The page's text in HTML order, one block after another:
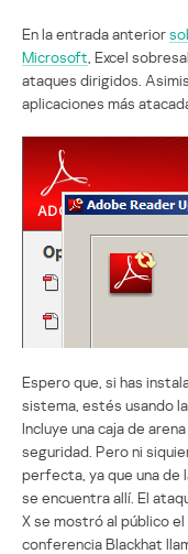
En la entrada anterior
Microsoft , Excel
ataques dirigidos.
aplicaciones más
Espero que, si has
sistema, estés usando
Incluye una caja de
seguridad. Pero ni
perfecta, ya que una de
se encuentra allí. El
X se mostró al público
conferencia Blackhat